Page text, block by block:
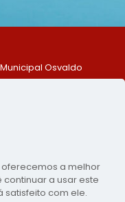
Municipal Osvaldo
553370-128
1569
Comunicação da
Una - PE
a melhor
continuar a usar este
satisfeito com ele.